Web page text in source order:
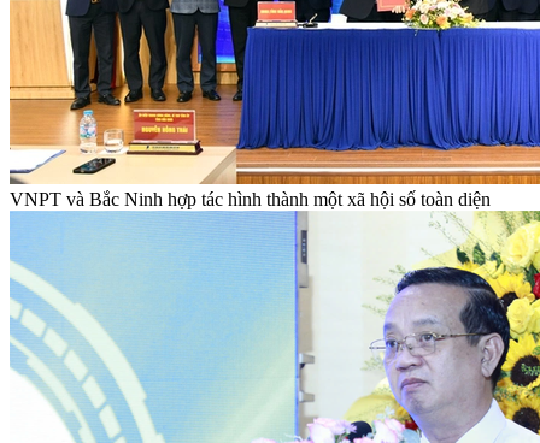
VNPT và Bắc Ninh hợp tác hình thành một xã hội số toàn diện